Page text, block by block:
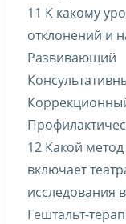
11 К какому
отклонений и
Развивающий
12 Какой
включает
исследования
Гештальт-